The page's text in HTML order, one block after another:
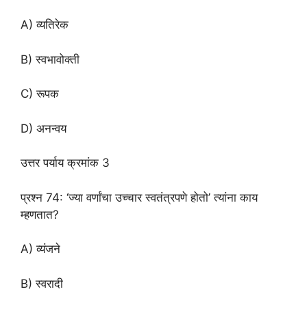
A) व्यतिरेक
B) स्वभावोक्ती
C) रूपक
D) अनन्वय
उत्तर पर्याय क्रमांक 3
प्रश्न 74: ‘ज्या वर्णांचा उच्चार स्वतंत्रपणे होतो’ त्यांना काय
म्हणतात?
A) व्यंजने
B) स्वरादी